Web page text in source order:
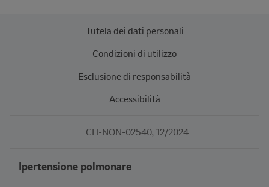
Tutela dei dati personali
Condizioni di utilizzo
Esclusione di responsabilità
Accessibilità
CH-NON-02540, 12/2024
Ipertensione polmonare